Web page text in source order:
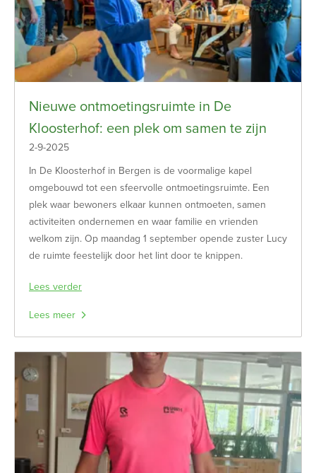
Nieuwe ontmoetingsruimte in De
Kloosterhof: een plek om samen te zijn
2-9-2025
In De Kloosterhof in Bergen is de voormalige kapel
omgebouwd tot een sfeervolle ontmoetingsruimte. Een
plek waar bewoners elkaar kunnen ontmoeten, samen
activiteiten ondernemen en waar familie en vrienden
welkom zijn. Op maandag 1 september opende zuster Lucy
de ruimte feestelijk door het lint door te knippen.
Lees verder
Lees meer